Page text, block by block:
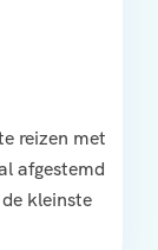
reizen met
afgestemd
kleinste